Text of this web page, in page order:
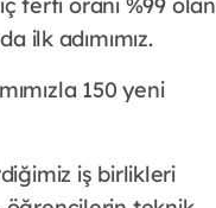
terfi oranı %99 olan
ilk adımımız.
150 yeni
iş birlikleri